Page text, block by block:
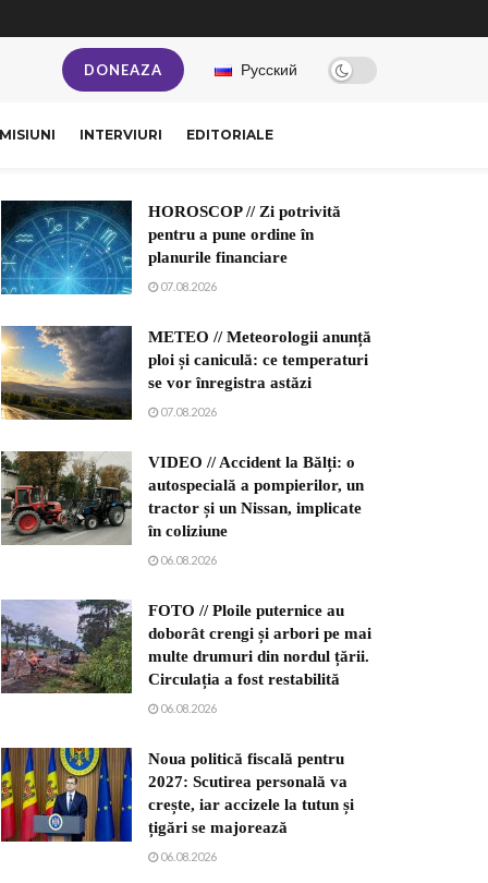
DONEAZA Русский
INTERVIURI EDITORIALE
HOROSCOP // Zi potrivită
pentru a pune ordine în
planurile financiare
07.08.2026
METEO // Meteorologii anunță
ploi și caniculă: ce temperaturi
se vor înregistra astăzi
07.08.2026
VIDEO // Accident la Bălți: o
autospecială a pompierilor, un
tractor și un Nissan, implicate
în coliziune
06.08.2026
FOTO // Ploile puternice au
doborât crengi și arbori pe mai
multe drumuri din nordul țării.
Circulația a fost restabilită
06.08.2026
Noua politică fiscală pentru
2027: Scutirea personală va
crește, iar accizele la tutun și
țigări se majorează
06.08.2026